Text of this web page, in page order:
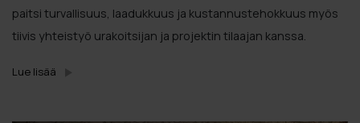
paitsi turvallisuus, laadukkuus ja kustannustehokkuus myös
tiivis yhteistyö urakoitsijan ja projektin tilaajan kanssa.
Lue lisää